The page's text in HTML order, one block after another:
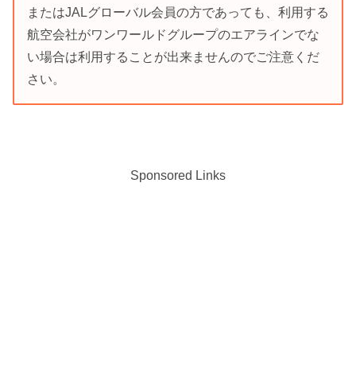
またはJALグローバル会員の方であっても、利用する
航空会社がワンワールドグループのエアラインでな
い場合は利用することが出来ませんのでご注意くだ
さい。
Sponsored Links